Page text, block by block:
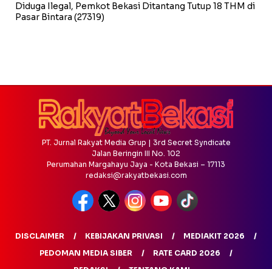
Diduga Ilegal, Pemkot Bekasi Ditantang Tutup 18 THM di
Pasar Bintara (27319)
PT. Jurnal Rakyat Media Grup | 3rd Secret Syndicate
Jalan Beringin III No. 102
Perumahan Margahayu Jaya - Kota Bekasi – 17113
redaksi@rakyatbekasi.com
DISCLAIMER KEBIJAKAN PRIVASI
MEDIAKIT 2026
PEDOMAN MEDIA SIBER
RATE CARD 2026